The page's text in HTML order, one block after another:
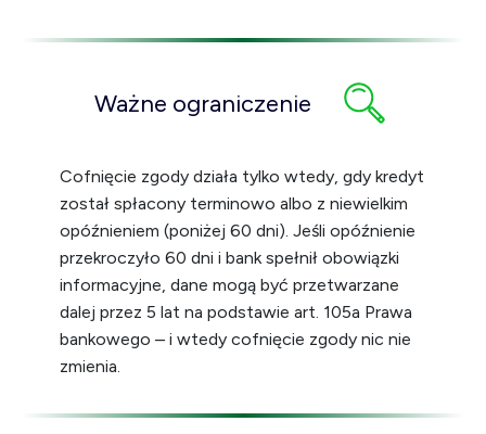
Ważne ograniczenie
Cofnięcie zgody działa tylko wtedy, gdy kredyt
został spłacony terminowo albo z niewielkim
opóźnieniem (poniżej 60 dni). Jeśli opóźnienie
przekroczyło 60 dni i bank spełnił obowiązki
informacyjne, dane mogą być przetwarzane
dalej przez 5 lat na podstawie art. 105a Prawa
bankowego – i wtedy cofnięcie zgody nic nie
zmienia.